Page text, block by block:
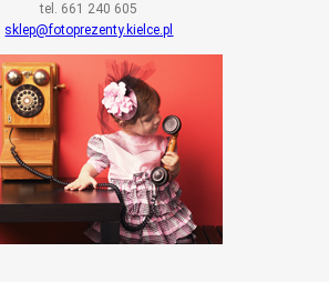
tel. 661 240 605
sklep@fotoprezenty.kielce.pl